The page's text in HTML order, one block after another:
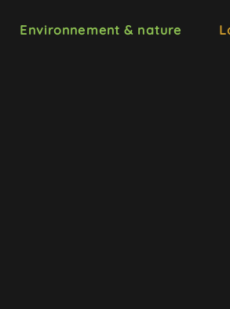
Environnement & nature